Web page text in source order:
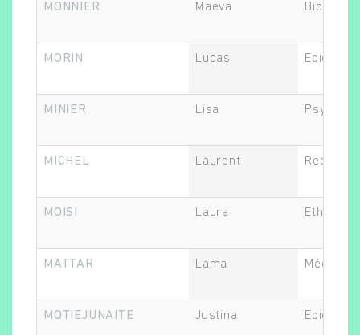
MONNIER Maeva
MORIN Lucas
MINIER Lisa
MICHEL Laurent
MOISI Laura
MATTAR Lama Médecin
MOTIEJUNAITE Justina